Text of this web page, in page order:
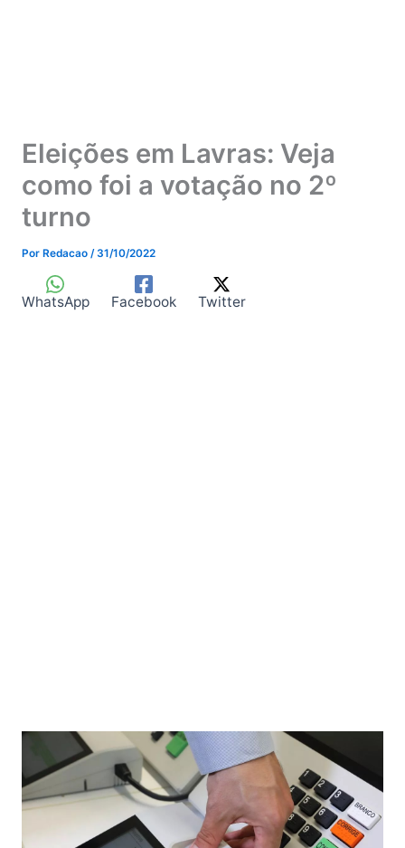
Eleições em Lavras: Veja
como foi a votação no 2º
turno
Por Redacao /31/10/2022
WhatsApp Facebook Twitter